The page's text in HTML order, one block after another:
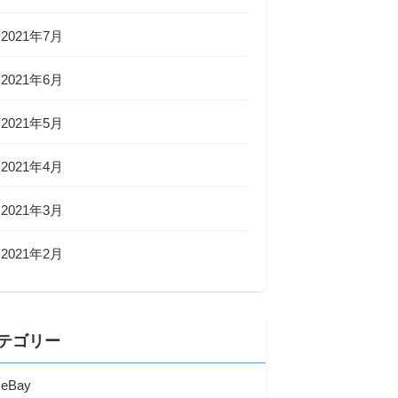
2021年7月
2021年6月
2021年5月
2021年4月
2021年3月
2021年2月
ゴリー
eBay